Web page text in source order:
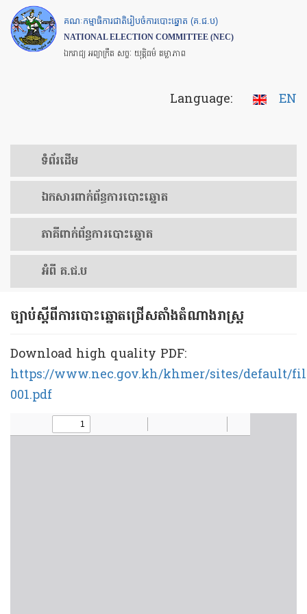
Skip
to
main
គណៈកម្មាធិការជាតិរៀបចំការបោះឆ្នោត (គ.ជ.ប)
NATIONAL ELECTION COMMITTEE (NEC)
ឯករាជ្យ អព្យាក្រឹត សច្ចៈ យុត្តិធម៌ តម្លាភាព
Language: EN
ទំព័រ​ដើម
ឯកសារ​ពាក់ព័ន្ធ​ការ​បោះឆ្នោត
​ភាគីពាក់ព័ន្ធ​​ការ​បោះឆ្នោត
អំពី គ.ជ.ប
ច្បាប់ស្ដីពីការ​បោះឆ្នោត​ជ្រើស​​តាំង​តំណាងរាស្ដ្រ
Download high quality PDF:
https://www.nec.gov.kh/khmer/sites/default/
001.pdf